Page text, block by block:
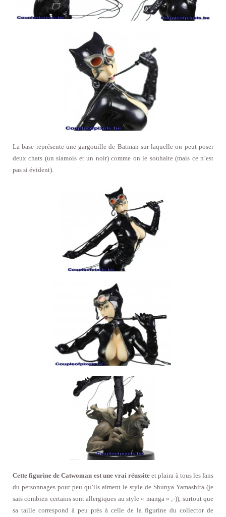
La base représente une gargouille de Batman sur laquelle on peut poser
deux chats (un siamois et un noir) comme on le souhaite (mais ce n’est
pas si évident).
Cette figurine de Catwoman est une vrai réussite et plaira à tous les fans
du personnages pour peu qu’ils aiment le style de Shunya Yamashita (je
sais combien certains sont allergiques au style « manga » ;-)), surtout que
sa taille correspond à peu près à celle de la figurine du collector de